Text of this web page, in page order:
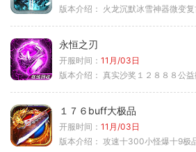
版本介绍： 火龙沉默冰雪神器微变复
永恒之刃
开服时间： 11月/03日
版本介绍： 真实沙奖１２８８８公
１７６buff大极品
开服时间： 11月/03日
版本介绍： 攻速十300小怪爆十9极